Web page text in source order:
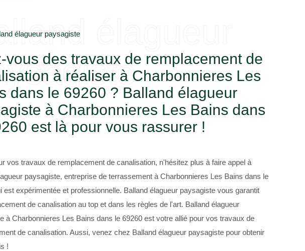
élagueur paysagiste
élagueur
vous des travaux de remplacement de
à réaliser à Charbonnieres Les
dans le 69260 ? Balland élagueur
à Charbonnieres Les Bains dans
est là pour vous rassurer !
vos travaux de remplacement de canalisation, n'hésitez plus à faire appel à
paysagiste, entreprise de terrassement à Charbonnieres Les Bains dans le
est expérimentée et professionnelle. Balland élagueur paysagiste vous garantit
de canalisation au top et dans les règles de l'art. Balland élagueur
à Charbonnieres Les Bains dans le 69260 est votre allié pour vos travaux de
de canalisation. Aussi, venez chez Balland élagueur paysagiste pour obtenir
!